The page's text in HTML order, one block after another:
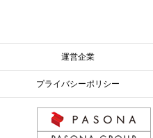
運営企業
プライバシーポリシー